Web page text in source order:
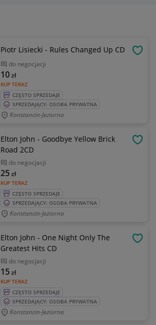
Piotr Lisiecki - Rules Changed Up CD
do negocjacji
KUP TERAZ
10zł
CZĘSTO SPRZEDAJE
SPRZEDAJĄCY: OSOBA PRYWATNA
Konstancin-Jeziorna
Elton John - Goodbye Yellow Brick
Road 2CD
do negocjacji
KUP TERAZ
25zł
CZĘSTO SPRZEDAJE
SPRZEDAJĄCY: OSOBA PRYWATNA
Konstancin-Jeziorna
Elton John - One Night Only The
Greatest Hits CD
do negocjacji
KUP TERAZ
15zł
CZĘSTO SPRZEDAJE
SPRZEDAJĄCY: OSOBA PRYWATNA
Konstancin-Jeziorna